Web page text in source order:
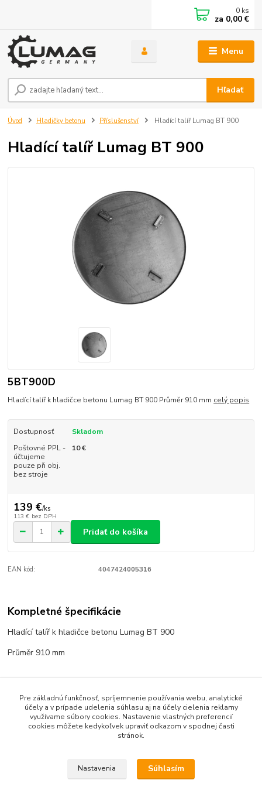
Menu
Hľadať
0 ks
za 0,00 €
Úvod Hladičky betonu Příslušenství Hladící talíř Lumag BT 900
Hladící talíř Lumag BT 900
5BT900D
Hladící talíř k hladičce betonu Lumag BT 900 Průměr 910 mm celý popis
Dostupnosť
Skladom
Poštovné PPL -
účtujeme
pouze při obj.
bez stroje
10 €
139 €/ks
113 € bez DPH
Pridať do košíka
EAN kód: 4047424005316
Kompletné špecifikácie
Hladící talíř k hladičce betonu Lumag BT 900
Průměr 910 mm
Tovar zaradený v kategóriách
Příslušenství
Upravit sběr cookies.
Pre základnú funkčnosť, spríjemnenie používania webu, analytické
účely a v prípade udelenia súhlasu aj na účely cielenia reklamy
využívame súbory cookies. Nastavenie vlastných preferencií
cookies môžete kedykoľvek upraviť odkazom v spodnej časti
stránok.
Nastavenia Súhlasím